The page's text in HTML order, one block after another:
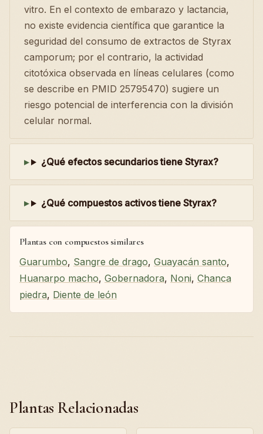
vitro. En el contexto de embarazo y lactancia,
no existe evidencia científica que garantice la
seguridad del consumo de extractos de Styrax
camporum; por el contrario, la actividad
citotóxica observada en líneas celulares (como
se describe en PMID 25795470) sugiere un
riesgo potencial de interferencia con la división
celular normal.
¿Qué efectos secundarios tiene Styrax?
¿Qué compuestos activos tiene Styrax?
Plantas con compuestos similares
Guarumbo, Sangre de drago, Guayacán santo,
Huanarpo macho, Gobernadora, Noni, Chanca
piedra, Diente de león
Plantas Relacionadas